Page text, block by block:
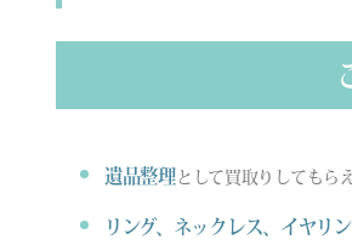
遺品整理として買取りしてもら
リング、ネックレス、イヤリ